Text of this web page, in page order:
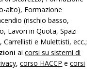
alto), Formazione
(rischio basso,
Lavori in Quota, Spazi
e Mulettisti, ecc.;
aicorsi su sistemi di
,corso HACCP ecorsi